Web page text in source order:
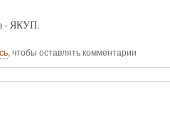
- ЯКУП.
, чтобы оставлять комментарии